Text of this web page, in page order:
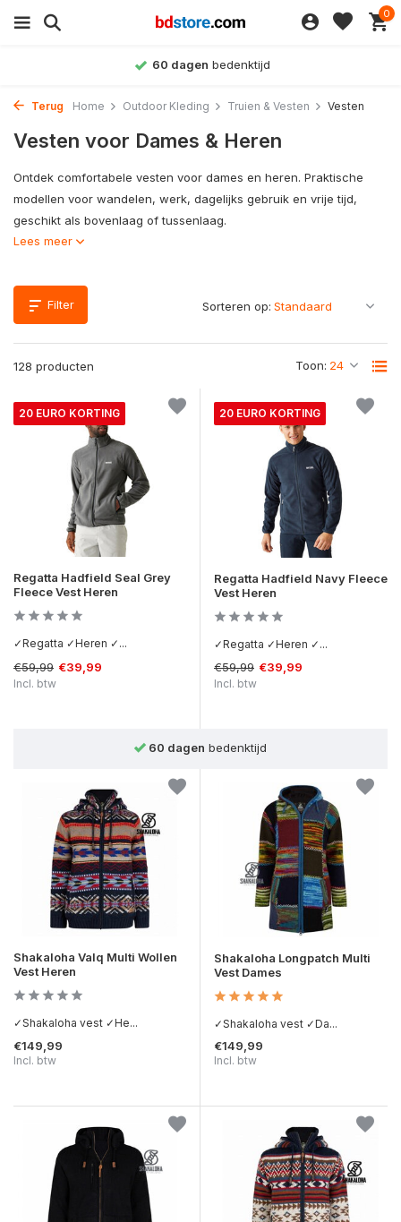
0
Achteraf betalenmogelijk
Terug Home Outdoor Kleding Truien & Vesten Vesten
Vesten voor Dames & Heren
Ontdek comfortabele vesten voor dames en heren. Praktische
modellen voor wandelen, werk, dagelijks gebruik en vrije tijd,
geschikt als bovenlaag of tussenlaag.
Lees meer
Filter
128 producten Toon:
Sorteren op:
20 EURO KORTING
Regatta Hadfield Seal Grey
Fleece Vest Heren
✓Regatta ✓Heren ✓...
€59,99 €39,99
Incl. btw
20 EURO KORTING
Regatta Hadfield Navy Fleece
Vest Heren
✓Regatta ✓Heren ✓...
€59,99 €39,99
Incl. btw
Achteraf betalenmogelijk
Shakaloha Valq Multi Wollen
Vest Heren
✓Shakaloha vest ✓He...
€149,99
Incl. btw
Shakaloha Longpatch Multi
Vest Dames
✓Shakaloha vest ✓Da...
€149,99
Incl. btw